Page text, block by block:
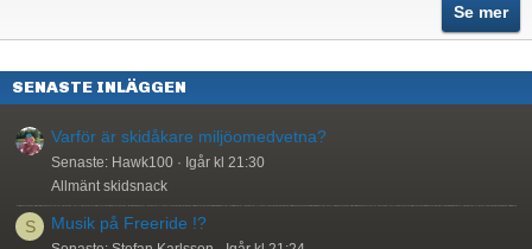
Se mer
SENASTE INLÄGGEN
Varför är skidåkare miljöomedvetna?
Senaste: Hawk100
Igår kl 21:30
Allmänt skidsnack
S Musik på Freeride !?